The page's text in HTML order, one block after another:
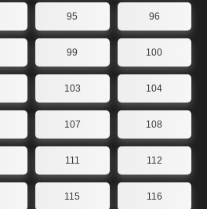
95 96
99 100
103 104
107 108
111 112
115 116